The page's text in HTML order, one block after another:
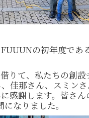
の初年度であ
りて、私たちの創
佳那さん、スミン
感謝します。皆さん
なりました。